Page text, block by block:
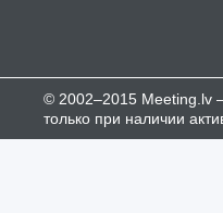
© 2002–2015 Meeting.lv
только при наличии